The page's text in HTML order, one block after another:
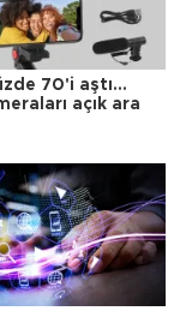
70'i aştı...
açık ara